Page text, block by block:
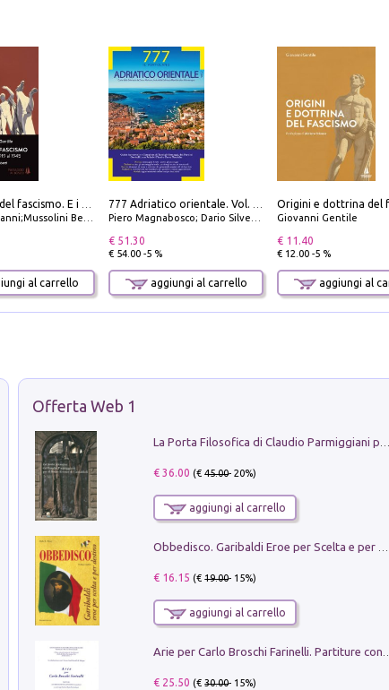
Benito
al carrello
Piero Magnabosco; Dario Silvestro; Marco Sbrizzi
€ 51.30
€ 54.00 -5 %
aggiungi al carrello
Origini e dottrina del
Giovanni Gentile
€ 11.40
€ 12.00 -5 %
aggiungi al
Offerta Web 1
€ 36.00 (€45.00- 20%)
aggiungi al carrello
€ 16.15 (€19.00- 15%)
aggiungi al carrello
€ 25.50 (€30.00- 15%)